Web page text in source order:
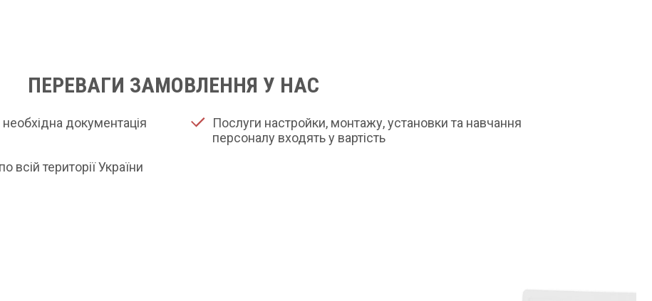
ПЕРЕВАГИ ЗАМОВЛЕННЯ У НАС
документація
всій території України
Послуги настройки, монтажу, установки та навчання
персоналу входять у вартість